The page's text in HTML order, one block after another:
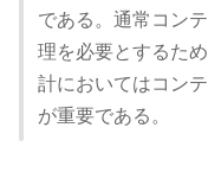
である。通常コン
理を必要とするた
計においてはコン
が重要である。